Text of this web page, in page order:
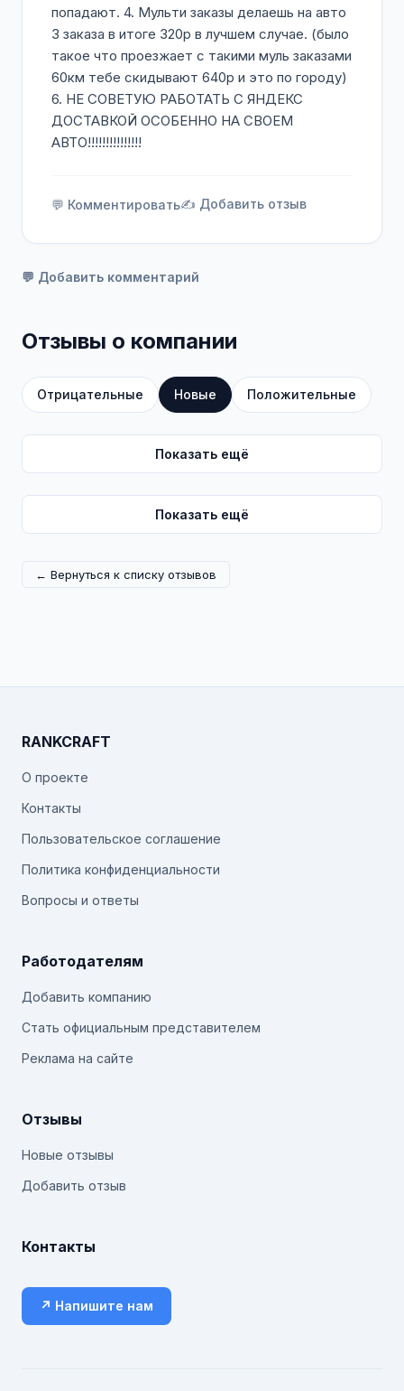
попадают. 4. Мульти заказы делаешь на авто
3 заказа в итоге 320р в лучшем случае. (было
такое что проезжает с такими муль заказами
60км тебе скидывают 640р и это по городу)
6. НЕ СОВЕТУЮ РАБОТАТЬ С ЯНДЕКС
ДОСТАВКОЙ ОСОБЕННО НА СВОЕМ
АВТО!!!!!!!!!!!!!!!
💬 Комментировать✍️ Добавить отзыв
💬 Добавить комментарий
Отзывы о компании
Отрицательные Новые Положительные
Показать ещё
Показать ещё
← Вернуться к списку отзывов
RANKCRAFT
О проекте
Контакты
Пользовательское соглашение
Политика конфиденциальности
Вопросы и ответы
Работодателям
Добавить компанию
Стать официальным представителем
Реклама на сайте
Отзывы
Новые отзывы
Добавить отзыв
Контакты
↗ Напишите нам